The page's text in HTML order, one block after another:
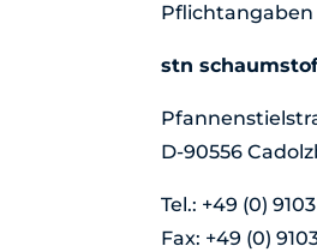
Pflichtangaben
stn
D-90556
Tel.: +49 (0)
Fax: +49 (0)